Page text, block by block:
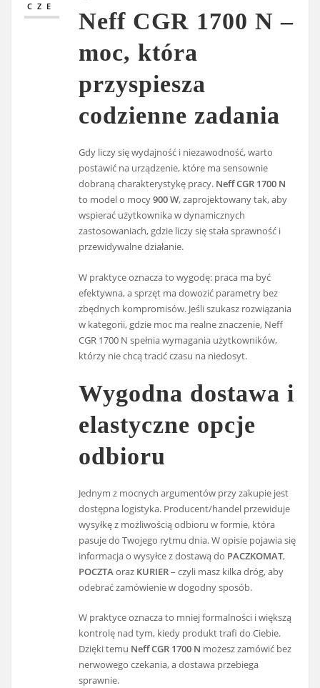
CZE
Neff CGR 1700 N –
moc, która
przyspiesza
codzienne zadania
Gdy liczy się wydajność i niezawodność, warto
postawić na urządzenie, które ma sensownie
dobraną charakterystykę pracy. Neff CGR 1700 N
to model o mocy900 W, zaprojektowany tak, aby
wspierać użytkownika w dynamicznych
zastosowaniach, gdzie liczy się stała sprawność i
przewidywalne działanie.
W praktyce oznacza to wygodę: praca ma być
efektywna, a sprzęt ma dowozić parametry bez
zbędnych kompromisów. Jeśli szukasz rozwiązania
w kategorii, gdzie moc ma realne znaczenie, Neff
CGR 1700 N spełnia wymagania użytkowników,
którzy nie chcą tracić czasu na niedosyt.
Wygodna dostawa i
elastyczne opcje
odbioru
Jednym z mocnych argumentów przy zakupie jest
dostępna logistyka. Producent/handel przewiduje
wysyłkę z możliwością odbioru w formie, która
pasuje do Twojego rytmu dnia. W opisie pojawia się
informacja o wysyłce z dostawą do PACZKOMAT,
POCZTAoraz KURIER– czyli masz kilka dróg, aby
odebrać zamówienie w dogodny sposób.
W praktyce oznacza to mniej formalności i większą
kontrolę nad tym, kiedy produkt trafi do Ciebie.
Dzięki temu Neff CGR 1700 N możesz zamówić bez
nerwowego czekania, a dostawa przebiega
sprawnie.